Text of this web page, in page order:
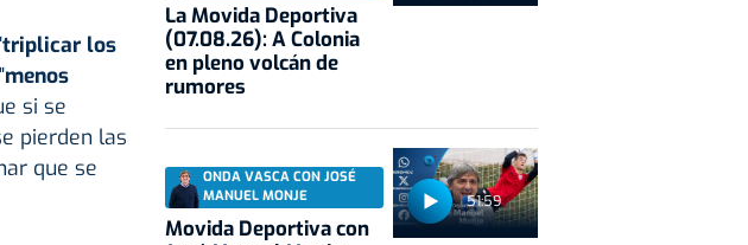
triplicar los
menos
si se
pierden las
que se
La Movida Deportiva
(07.08.26): A Colonia
en pleno volcán de
rumores
51:59
ONDA VASCA CON JOSÉ
MANUEL MONJE
Movida Deportiva con